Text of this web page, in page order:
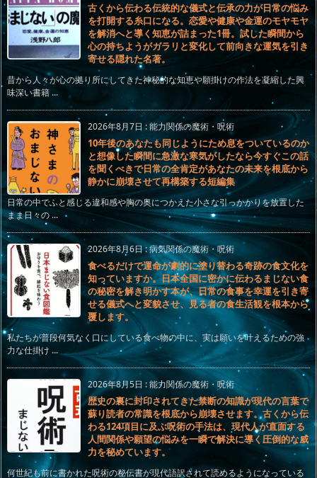
古くから伝わる伝統的な儀式と伝承の力が日常の悩み
を打開する糸口になる。恋愛や健康や金運のモヤモヤ
を解消へと導く知恵が詰まった1冊。試した瞬間から
心の持ちようがガラリと変化して前向きな運気を引き
寄せる隠れた名著。
昔から人々が心の拠り所にしてきた神秘的な知恵や願掛けの作法を凝縮した興
味深い書籍 ...
2026年8月7日:能力関係の魔術・呪術
10年後のあなたも同じようにため息をついているのか
と想像した瞬間に急激な寒気がしたなら今すぐこの話
を聞くべきで日常の全肯定があなたの未来を根底から
静かに崩壊させて再構築する短編集
日常の中でふと感じる違和感や胸の奥につかえた小さな引っかかりを放置した
まま日々の ...
2026年8月6日:病気関係の魔術・呪術
食べるだけで運命が劇的に塗り替わる奇跡の食文化を
知っていますか。日本全国に密かに伝わるまじない食
の秘密を解き明かす本が、日常の食事を幸運を引き寄
せる儀式へと変貌させ、見る者の食生活観を根本から
覆します。
私たちが普段何気なく口にしている食べ物の中に、実は願いを叶えるための強
力な仕掛け ...
2026年8月5日 :能力関係の魔術・呪術
歴史の裏に封印されてきた禁断の知識が現代の言葉で
蘇り読者の常識を根底から崩壊させます。古くから伝
わる124項目に及ぶ呪術の手法は、現代人が直面する
人間関係や願望の悩みを一瞬で解決に導く圧倒的な威
力を秘めています。
何世紀も前に書かれた呪術の秘伝書が現代語訳されて読めるようになっている